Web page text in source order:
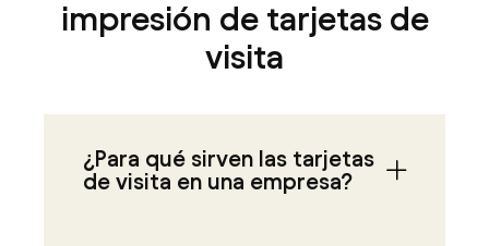
impresión de tarjetas de
visita
¿Para qué sirven las tarjetas
de visita en una empresa?